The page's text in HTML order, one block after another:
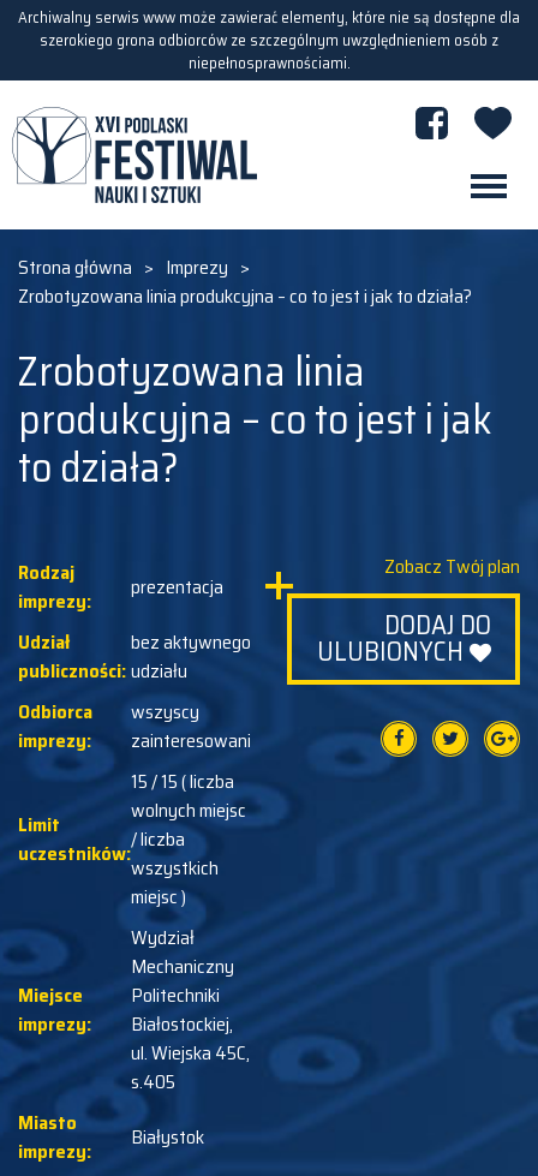
Archiwalny serwis www może zawierać elementy, które nie są dostępne dla
szerokiego grona odbiorców ze szczególnym uwzględnieniem osób z
niepełnosprawnościami.
Strona główna > Imprezy >
Zrobotyzowana linia produkcyjna – co to jest i jak to działa?
Zrobotyzowana linia
produkcyjna – co to jest i jak
to działa?
Rodzaj
imprezy:
prezentacja
Udział
publiczności:
bez aktywnego
udziału
Odbiorca
imprezy:
wszyscy
zainteresowani
Limit
uczestników:
15 / 15 ( liczba
wolnych miejsc
/ liczba
wszystkich
miejsc )
Miejsce
imprezy:
Wydział
Mechaniczny
Politechniki
Białostockiej,
ul. Wiejska 45C,
s.405
Miasto
imprezy:
Białystok
Zobacz Twój plan
DODAJ DO
ULUBIONYCH